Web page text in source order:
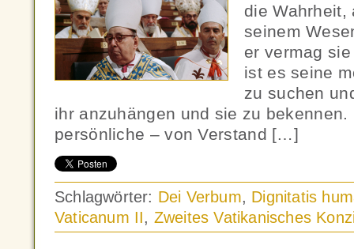
die Wahrheit,
seinem
er vermag
ist es seine
zu suchen
ihr anzuhängen und sie zu
persönliche – von Verstand […]
Schlagwörter: Dei Verbum, Dignitatis
Vaticanum II, Zweites Vatikanisches